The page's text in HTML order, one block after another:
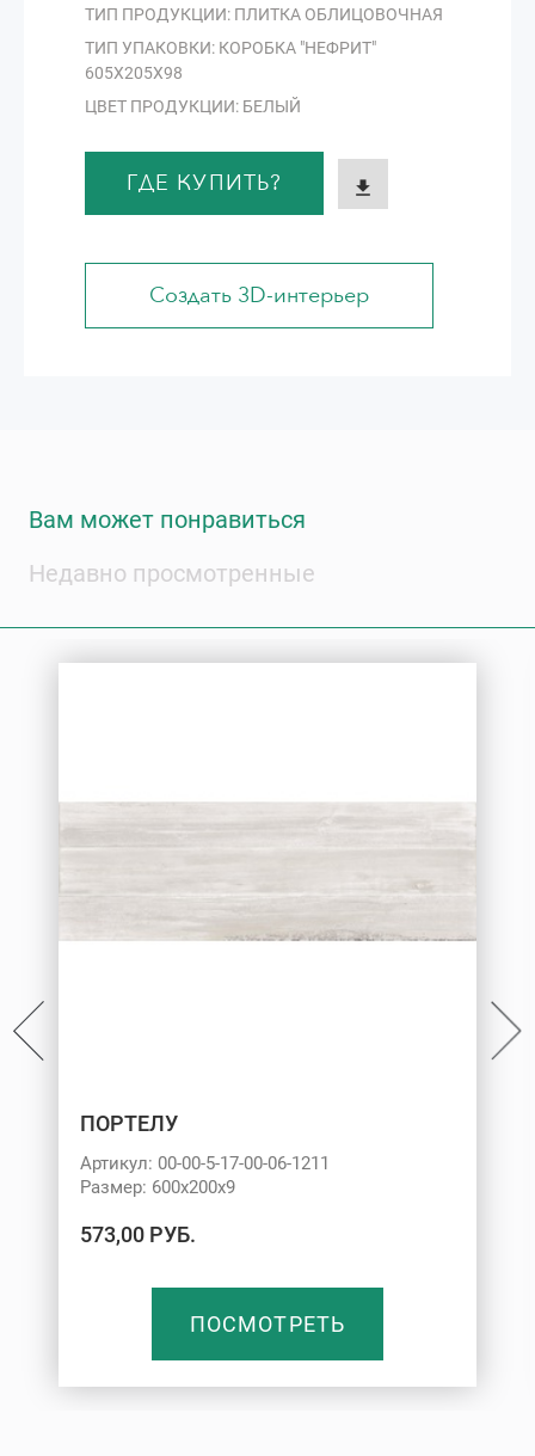
ТИП ПРОДУКЦИИ: ПЛИТКА ОБЛИЦОВОЧНАЯ
ТИП УПАКОВКИ: КОРОБКА "НЕФРИТ"
605Х205Х98
ЦВЕТ ПРОДУКЦИИ: БЕЛЫЙ
ГДЕ КУПИТЬ?
Создать 3D-интерьер
Вам может понравиться
Недавно просмотренные
ПОРТЕЛУ
Артикул: 00-00-5-17-00-06-1211
Размер: 600х200х9
573,00 РУБ.
ПОСМОТРЕТЬ